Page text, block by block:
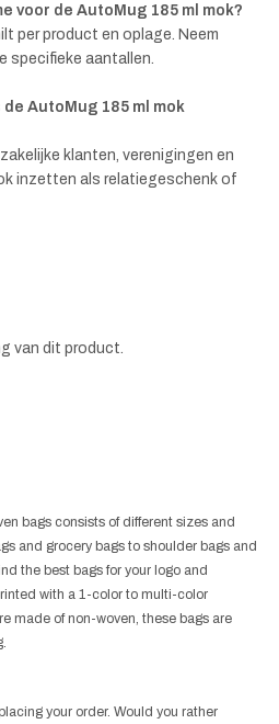
voor de AutoMug 185 ml mok?
per product en oplage. Neem
specifieke aantallen.
AutoMug 185 ml mok
klanten, verenigingen en
inzetten als relatiegeschenk of
van dit product.
bags consists of different sizes and
and grocery bags to shoulder bags and
the best bags for your logo and
with a 1-color to multi-color
made of non-woven, these bags are
your order. Would you rather